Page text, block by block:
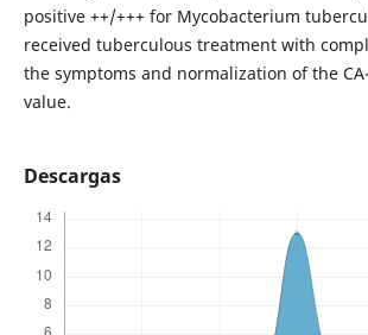
positive ++/+++ for Mycobacterium
received tuberculous treatment with
the symptoms and normalization of the
value.
Descargas